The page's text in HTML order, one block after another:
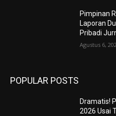
Pimpinan
Laporan
Pribadi
Agustus 6,
POPULAR POSTS
Dramatis!
2026 Usai